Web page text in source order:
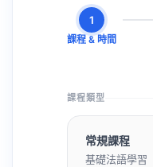
1
課程 & 時間
課程類型
常規課程
基礎法語學習